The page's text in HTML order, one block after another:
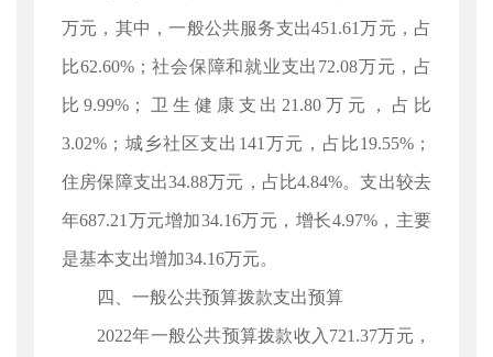
万元，其中，一般公共服务支出451.61万元，占
比62.60%；社会保障和就业支出72.08万元，占
比9.99%；卫生健康支出21.80万元，占比
3.02%；城乡社区支出141万元，占比19.55%；
住房保障支出34.88万元，占比4.84%。支出较去
年687.21万元增加34.16万元，增长4.97%，主要
是基本支出增加34.16万元。
四、一般公共预算拨款支出预算
2022年一般公共预算拨款收入721.37万元，